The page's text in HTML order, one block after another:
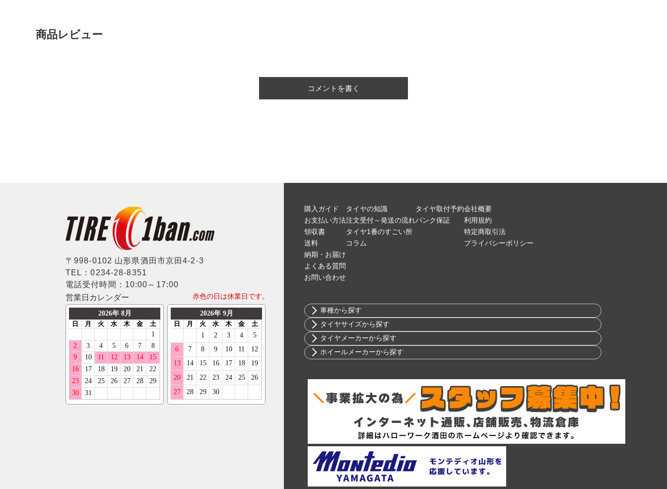
商品レビュー
コメントを書く
〒998-0102 山形県酒田市京田4-2-3
TEL：0234-28-8351
電話受付時間：10:00～17:00
営業日カレンダー
赤色の日は休業日です。
購入ガイド
お支払い方法
領収書
送料
納期・お届け
よくある質問
お問い合わせ
タイヤの知識
注文受付～発送の流れ
タイヤ1番のすごい所
コラム
タイヤ取付予約
パンク保証
会社概要
利用規約
特定商取引法
プライバシーポリシー
車種から探す
トヨタ
ニッサン
ホンダ
マツダ
ミツビシ
スズキ
アルファロメオ
アウディ
BMW
タイヤサイズから探す
10インチ
12インチ
14インチ
15インチ
16インチ
19インチ
20インチ
21インチ
タイヤメーカーから探す
ブリヂストン
ヨコハマ
ダンロップ
ピレリ
コンチネンタル
グッドイヤー
トーヨー
ファルケン
ハンコック
ホイールメーカーから探す
AKUT
Advanti Racing
APIO
ABE SHOKAI
American Racing
IMPUL
Balken